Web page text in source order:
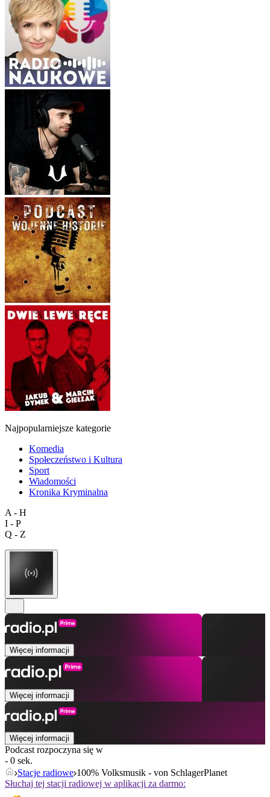
Najpopularniejsze kategorie
Komedia
Społeczeństwo i Kultura
Sport
Wiadomości
Kronika Kryminalna
A - H
I - P
Q - Z
Więcej informacji
Więcej informacji
Więcej informacji
Podcast rozpoczyna się w
- 0 sek.
Stacje radiowe 100% Volksmusik - von SchlagerPlanet
Słuchaj tej stacji radiowej w aplikacji za darmo: